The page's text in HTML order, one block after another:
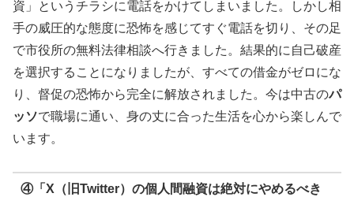
資」というチラシに電話をかけてしまいました。しかし相
手の威圧的な態度に恐怖を感じてすぐ電話を切り、その足
で市役所の無料法律相談へ行きました。結果的に自己破産
を選択することになりましたが、すべての借金がゼロにな
り、督促の恐怖から完全に解放されました。今は中古のパ
ッソで職場に通い、身の丈に合った生活を心から楽しんで
います。
④「X（旧Twitter）の個人間融資は絶対にやめるべき